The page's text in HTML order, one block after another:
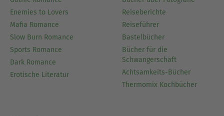
mitbekommen hatte. Diese Schicksale greift sie
auf, beschäftigt sich mit intensiv damit und bringt
dann ihre Gedanken zu Papier. Ihre Bücher
zeigen einen frischen und direkten Schreibstil
Ausblenden
Enemies to Lovers
Mafia Romance
Slow Burn Romance
Sports Romance
Dark Romance
Erotische Literatur
Reiseberichte
Reiseführer
Bastelbücher
Bücher für die
Schwangerschaft
Achtsamkeits-Bücher
Thermomix Kochbücher